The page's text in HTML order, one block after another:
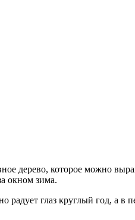
дерево, которое можно
окном зима.
радует глаз круглый год, а